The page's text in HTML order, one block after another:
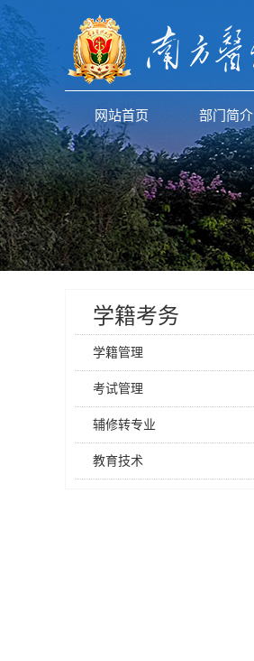
网站首页 部门简介
学籍考务
学籍管理
考试管理
辅修转专业
教育技术